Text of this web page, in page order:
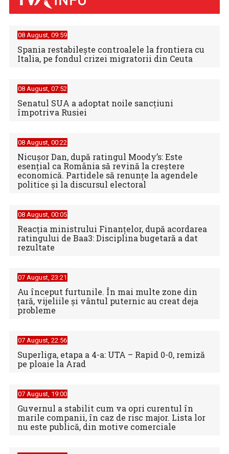
08 August, 09:59
Spania restabileşte controalele la frontiera cu
Italia, pe fondul crizei migratorii din Ceuta
08 August, 07:52
Senatul SUA a adoptat noile sancţiuni
împotriva Rusiei
08 August, 00:22
Nicușor Dan, după ratingul Moody’s: Este
esențial ca România să revină la creștere
economică. Partidele să renunțe la agendele
politice și la discursul electoral
08 August, 00:05
Reacția ministrului Finanțelor, după acordarea
ratingului de Baa3: Disciplina bugetară a dat
rezultate
07 August, 23:21
Au început furtunile. În mai multe zone din
țară, vijeliile și vântul puternic au creat deja
probleme
07 August, 22:56
Superliga, etapa a 4-a: UTA – Rapid 0-0, remiză
pe ploaie la Arad
07 August, 19:00
Guvernul a stabilit cum va opri curentul în
marile companii, în caz de risc major. Lista lor
nu este publică, din motive comerciale